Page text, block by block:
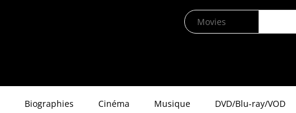
Biographies Cinéma Musique DVD/Blu-ray/VOD